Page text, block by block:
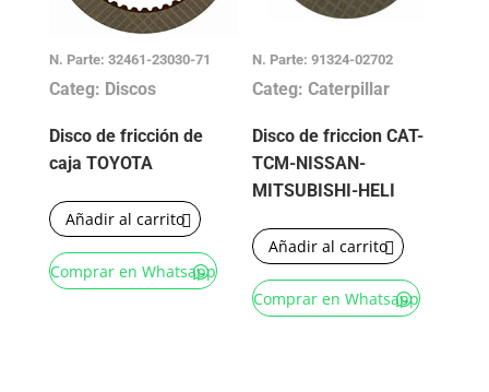
N. Parte: 32461-23030-71
Categ: Discos
Disco de fricción de
caja TOYOTA
Añadir al carrito
Comprar en Whatsapp
N. Parte: 91324-02702
Categ: Caterpillar
Disco de friccion CAT-
TCM-NISSAN-
MITSUBISHI-HELI
Añadir al carrito
Comprar en Whatsapp